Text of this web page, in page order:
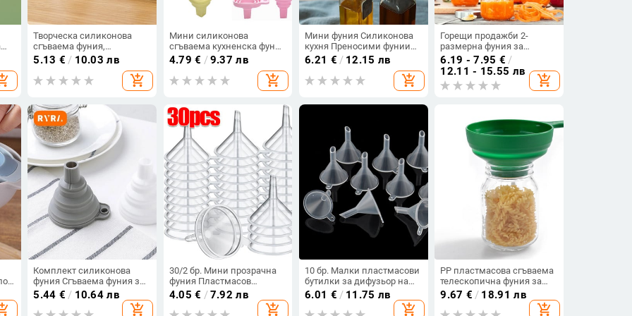
Творческа силиконова
сгъваема фуния,
прибираща се битова суб-
мини фуния за течности
Бяла сива фуния
5.13 € / 10.03 лв
add_shopping_cart
Мини силиконова
сгъваема кухненска фуния
за масло Творчески
телескопичен филтър за
разпределяне на течност
инструменти
4.79 € /9.37 лв
add_shopping_cart
Мини фуния Силиконова
кухня Преносими фунии
Домашни мини фуния за
устойчивост на висока
температура Кухненски
инструменти за дозиране
6.21 € / 12.15 лв
add_shopping_cart
Горещи продажби 2-
размерна фуния за
консервиране от
неръждаема стомана с
широка уста Чаша за
бункер Филтър Кухненски
6.19 - 7.95 € /
12.11 - 15.55 лв
add_shopping_cart
Комплект силиконова
фуния Сгъваема фуния за
пълнене на бутилка с вода
Сгъваема кухненска
течност за прехвърляне
5.44 € / 10.64 лв
add_shopping_cart
30/2 бр. Мини прозрачна
фуния Пластмасов
комплект малки фунии за
парфюми Пудра
Козметични масла
4.05 € /7.92 лв
add_shopping_cart
10 бр. Малки пластмасови
бутилки за дифузьор на
парфюм Мини фунии за
течно масло
6.01 € / 11.75 лв
add_shopping_cart
PP пластмасова сгъваема
телескопична фуния за
буркани с широко гърло и
обикновени буркани
Кухненски инструменти
9.67 € / 18.91 лв
add_shopping_cart